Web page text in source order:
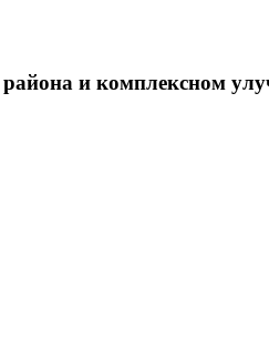
и комплексном